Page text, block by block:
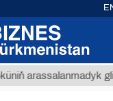
glisirrizin